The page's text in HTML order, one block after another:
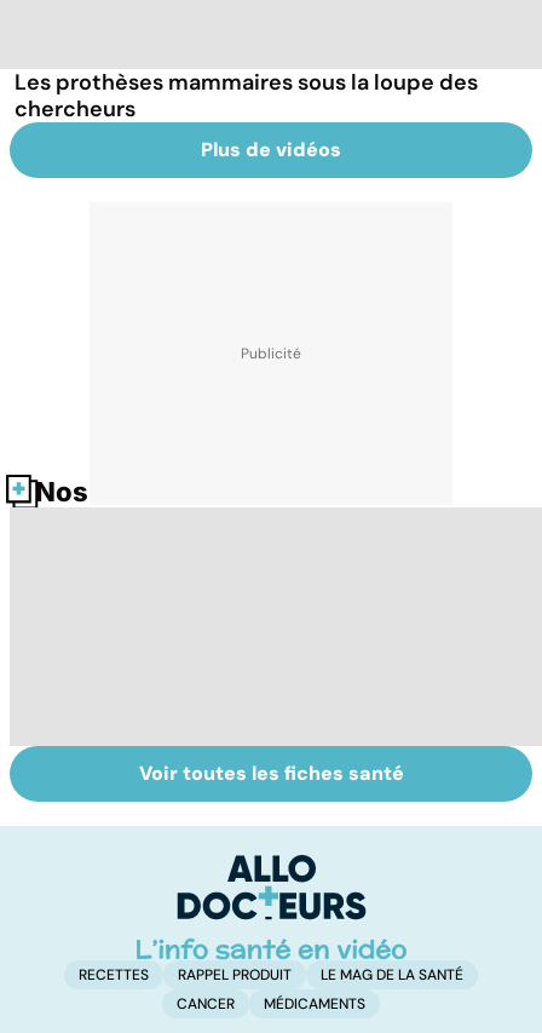
Les prothèses mammaires sous la loupe des
chercheurs
Plus de vidéos
Nos fiches santé
Tout savoir sur
les infections
Inflammation des
amygdales : que
d'angine ?
Voir toutes les fiches santé
RECETTES RAPPEL PRODUIT
LE MAG DE LA SANTÉ
CANCER
MÉDICAMENTS